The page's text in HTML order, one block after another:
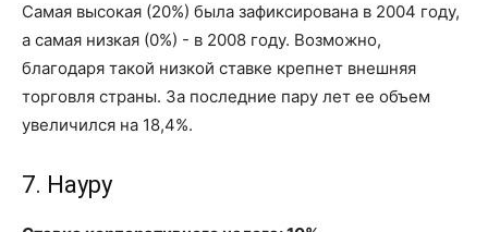
Самая высокая (20%) была зафиксирована в 2004 году,
а самая низкая (0%) - в 2008 году. Возможно,
благодаря такой низкой ставке крепнет внешняя
торговля страны. За последние пару лет ее объем
увеличился на 18,4%.
7. Науру